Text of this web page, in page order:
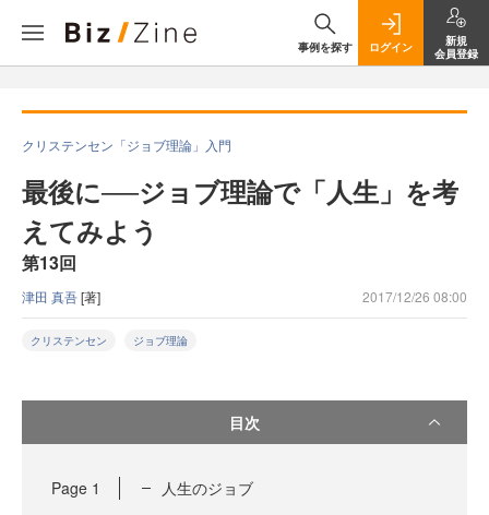
事例を探す ログイン
新規
会員登録
クリステンセン「ジョブ理論」入門
最後に──ジョブ理論で「人生」を考
えてみよう
第13回
津田 真吾[著] 2017/12/26 08:00
クリステンセン ジョブ理論
目次
Page 1 人生のジョブ